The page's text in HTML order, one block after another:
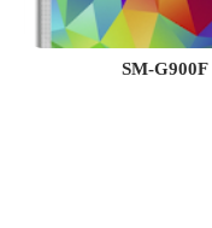
سوفت وير لهاتف سامسونج Galaxy S6 الروم الرسمي من